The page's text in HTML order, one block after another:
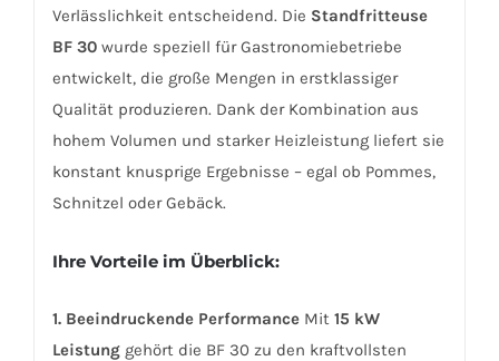
Verlässlichkeit entscheidend. Die Standfritteuse
BF 30wurde speziell für Gastronomiebetriebe
entwickelt, die große Mengen in erstklassiger
Qualität produzieren. Dank der Kombination aus
hohem Volumen und starker Heizleistung liefert sie
konstant knusprige Ergebnisse – egal ob Pommes,
Schnitzel oder Gebäck.
Ihre Vorteile im Überblick:
1. Beeindruckende PerformanceMit 15 kW
Leistunggehört die BF 30 zu den kraftvollsten